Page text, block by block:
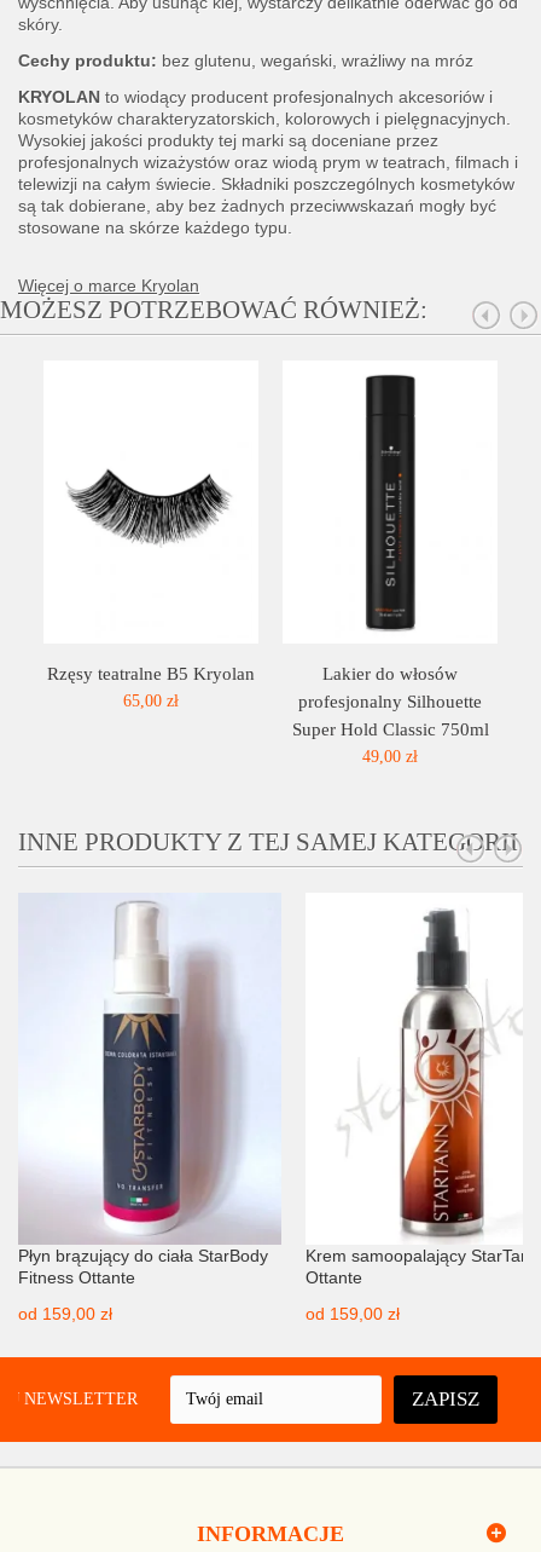
skóry.
Cechy produktu: bez glutenu, wegański, wrażliwy na mróz
KRYOLAN to wiodący producent profesjonalnych akcesoriów i
kosmetyków charakteryzatorskich, kolorowych i pielęgnacyjnych.
Wysokiej jakości produkty tej marki są doceniane przez
profesjonalnych wizażystów oraz wiodą prym w teatrach, filmach i
telewizji na całym świecie. Składniki poszczególnych kosmetyków
są tak dobierane, aby bez żadnych przeciwwskazań mogły być
stosowane na skórze każdego typu.
Więcej o marce Kryolan
MOŻESZ POTRZEBOWAĆ RÓWNIEŻ:
Rzęsy teatralne B5 Kryolan
65,00 zł
Lakier do włosów
profesjonalny Silhouette
Super Hold Classic 750ml
49,00 zł
INNE PRODUKTY Z TEJ SAMEJ KATEGORII
Płyn brązujący do ciała StarBody
Fitness Ottante
od 159,00 zł
Krem samoopalający StarTann
Ottante
od 159,00 zł
NEWSLETTER ZAPISZ
INFORMACJE